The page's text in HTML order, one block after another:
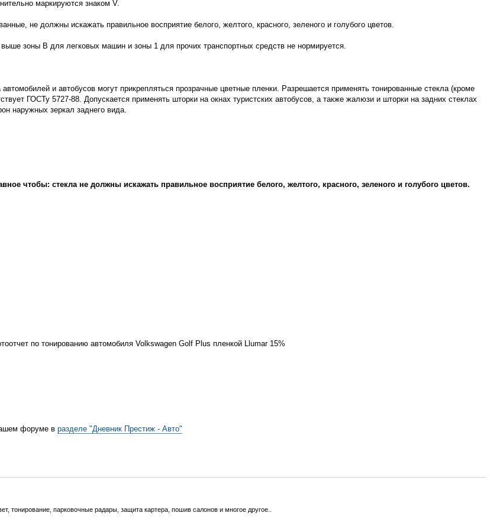
маркируются знаком V.
не должны искажать правильное восприятие белого, желтого, красного, зеленого и голубого цветов.
зоны В для легковых машин и зоны 1 для прочих транспортных средств не нормируется.
и автобусов могут прикрепляться прозрачные цветные пленки. Разрешается применять тонированные стекла (кроме
ГОСТу 5727-88. Допускается применять шторки на окнах туристских автобусов, а также жалюзи и шторки на задних стеклах
наружных зеркал заднего вида.
чтобы: стекла не должны искажать правильное восприятие белого, желтого, красного, зеленого и голубого цветов.
по тонированию автомобиля Volkswagen Golf Plus пленкой Llumar 15%
форуме в разделе "Дневник Престиж - Авто"
тонирование, парковочные радары, защита картера, пошив салонов и многое другое..